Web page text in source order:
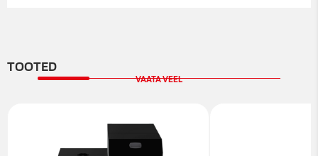
TOOTED
VAATA VEEL